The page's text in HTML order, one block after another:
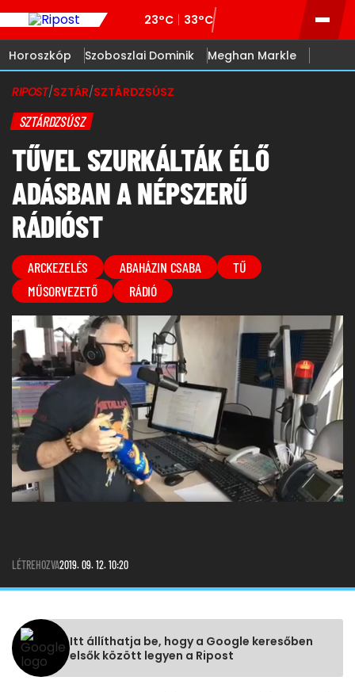
23°C 33°C
Horoszkóp Szoboszlai Dominik Meghan Markle
RIPOST/SZTÁR/SZTÁRDZSÚSZ
SZTÁRDZSÚSZ
TŰVEL SZURKÁLTÁK ÉLŐ
ADÁSBAN A NÉPSZERŰ
RÁDIÓST
ARCKEZELÉS ABAHÁZIN CSABA
TŰ
MŰSORVEZETŐ
RÁDIÓ
LÉTREHOZVA2019. 09. 12. 10:20
Itt állíthatja be, hogy a Google keresőben
elsők között legyen a Ripost